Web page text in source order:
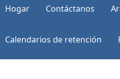
Hogar Contáctanos
Calendarios de retención